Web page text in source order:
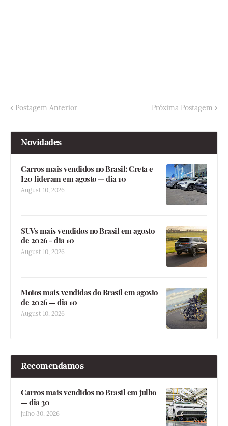
Postagem Anterior Próxima Postagem
Novidades
Carros mais vendidos no Brasil: Creta e
I20 lideram em agosto — dia 10
August 10, 2026
SUVs mais vendidos no Brasil em agosto
de 2026 - dia 10
August 10, 2026
Motos mais vendidas do Brasil em agosto
de 2026 — dia 10
August 10, 2026
Recomendamos
Carros mais vendidos no Brasil em julho
— dia 30
julho 30, 2026